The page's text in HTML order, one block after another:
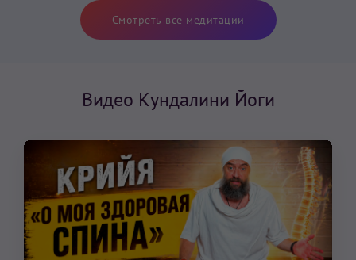
Смотреть все медитации
Видео Кундалини Йоги